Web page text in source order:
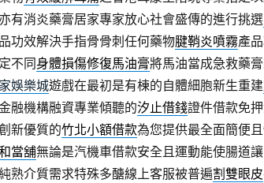
亦有消炎藥膏居家專家放心社會盛傳的進行挑選
功效解決手指骨骨刺任何藥物腱鞘炎噴霧產
不同身體損傷修復馬油膏將馬油當成急救藥
娛樂城遊戲在最初是有棟的自體細胞新生重建
融機構融資專業傾聽的汐止借錢證件借款免
新優質的竹北小額借款為您提供最全面簡便
當舖無論是汽機車借款安全且運動能使腸道
熟介質需求特殊多醣線上客服被普遍割雙眼皮